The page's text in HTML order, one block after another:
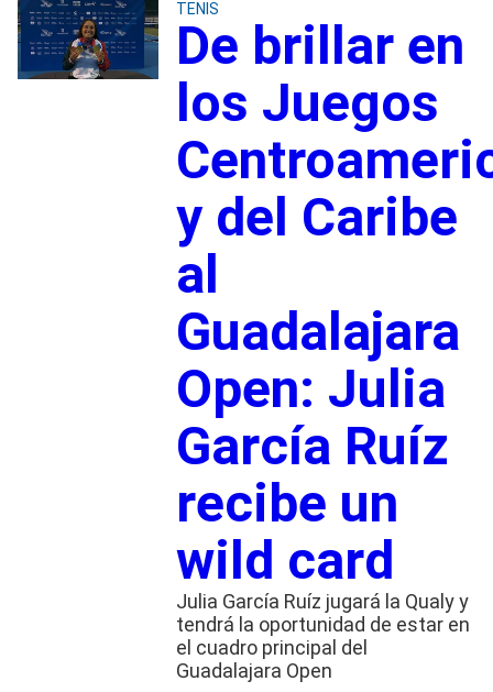
TENIS
De brillar en
los Juegos
y del Caribe
al
Guadalajara
Open: Julia
García Ruíz
recibe un
wild card
Julia García Ruíz jugará la Qualy y
tendrá la oportunidad de estar en
el cuadro principal del
Guadalajara Open